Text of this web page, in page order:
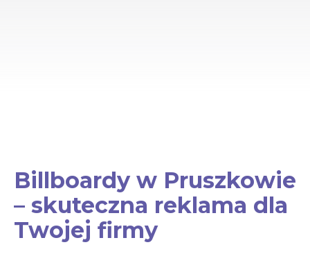
Billboardy w Pruszkowie
– skuteczna reklama dla
Twojej firmy